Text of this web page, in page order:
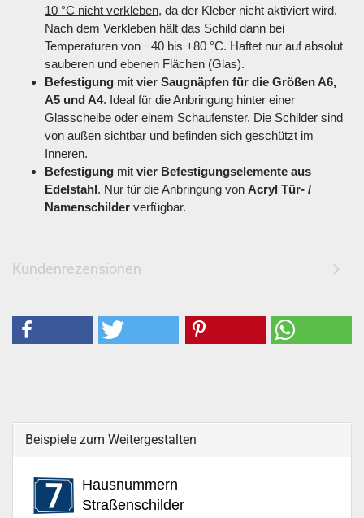
10 °C nicht verkleben, da der Kleber nicht aktiviert wird.
Nach dem Verkleben hält das Schild dann bei
Temperaturen von −40 bis +80 °C. Haftet nur auf absolut
sauberen und ebenen Flächen (Glas).
Befestigung mit vier Saugnäpfen für die Größen A6,
A5 und A4. Ideal für die Anbringung hinter einer
Glasscheibe oder einem Schaufenster. Die Schilder sind
von außen sichtbar und befinden sich geschützt im
Inneren.
Befestigung mit vier Befestigungselemente aus
Edelstahl. Nur für die Anbringung von Acryl Tür- /
Namenschilder verfügbar.
Kundenrezensionen
Beispiele zum Weitergestalten
Hausnummern
Straßenschilder